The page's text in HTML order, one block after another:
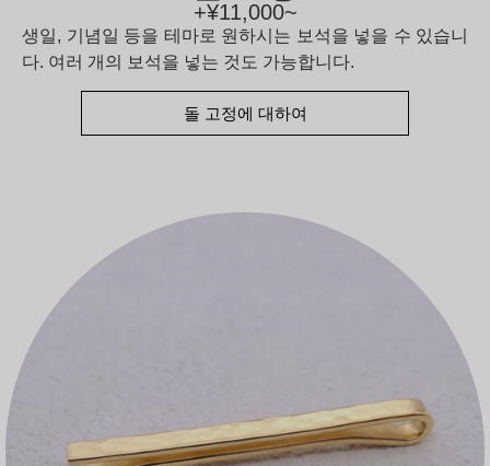
+¥11,000~
생일, 기념일 등을 테마로 원하시는 보석을 넣을 수 있습니
다. 여러 개의 보석을 넣는 것도 가능합니다.
돌 고정에 대하여